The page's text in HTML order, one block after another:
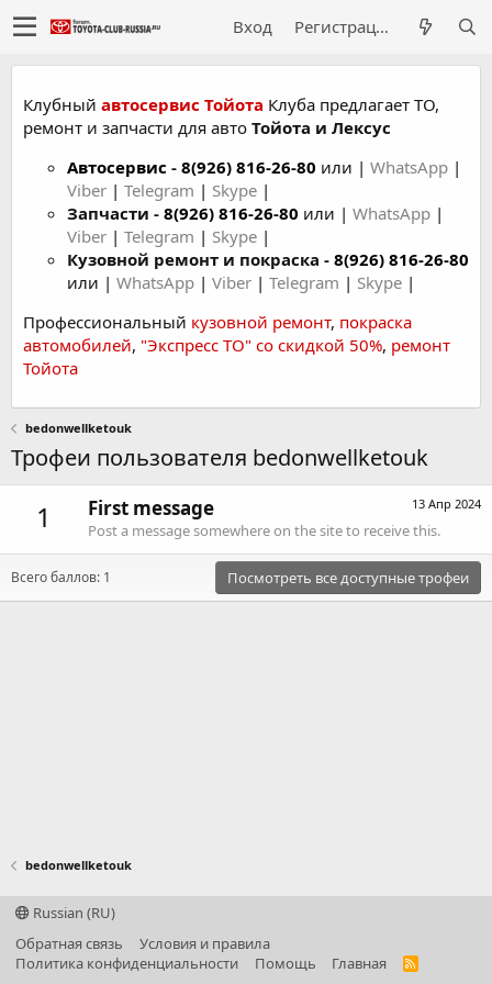
Вход Регистрация
Клубный автосервис Тойота Клуба предлагает ТО,
ремонт и запчасти для авто Тойота и Лексус
Автосервис - 8(926) 816-26-80 или | WhatsApp |
Viber | Telegram | Skype |
Запчасти - 8(926) 816-26-80 или | WhatsApp |
Viber | Telegram | Skype |
Кузовной ремонт и покраска - 8(926) 816-26-80
или | WhatsApp | Viber | Telegram | Skype |
Профессиональный кузовной ремонт, покраска
автомобилей, "Экспресс ТО" со скидкой 50%, ремонт
Тойота
bedonwellketouk
Трофеи пользователя bedonwellketouk
1 13 Апр 2024
First message
Post a message somewhere on the site to receive this.
Всего баллов: 1 Посмотреть все доступные трофеи
bedonwellketouk
Russian (RU)
Обратная связь
Условия и правила
Политика конфиденциальности
Помощь Главная
R